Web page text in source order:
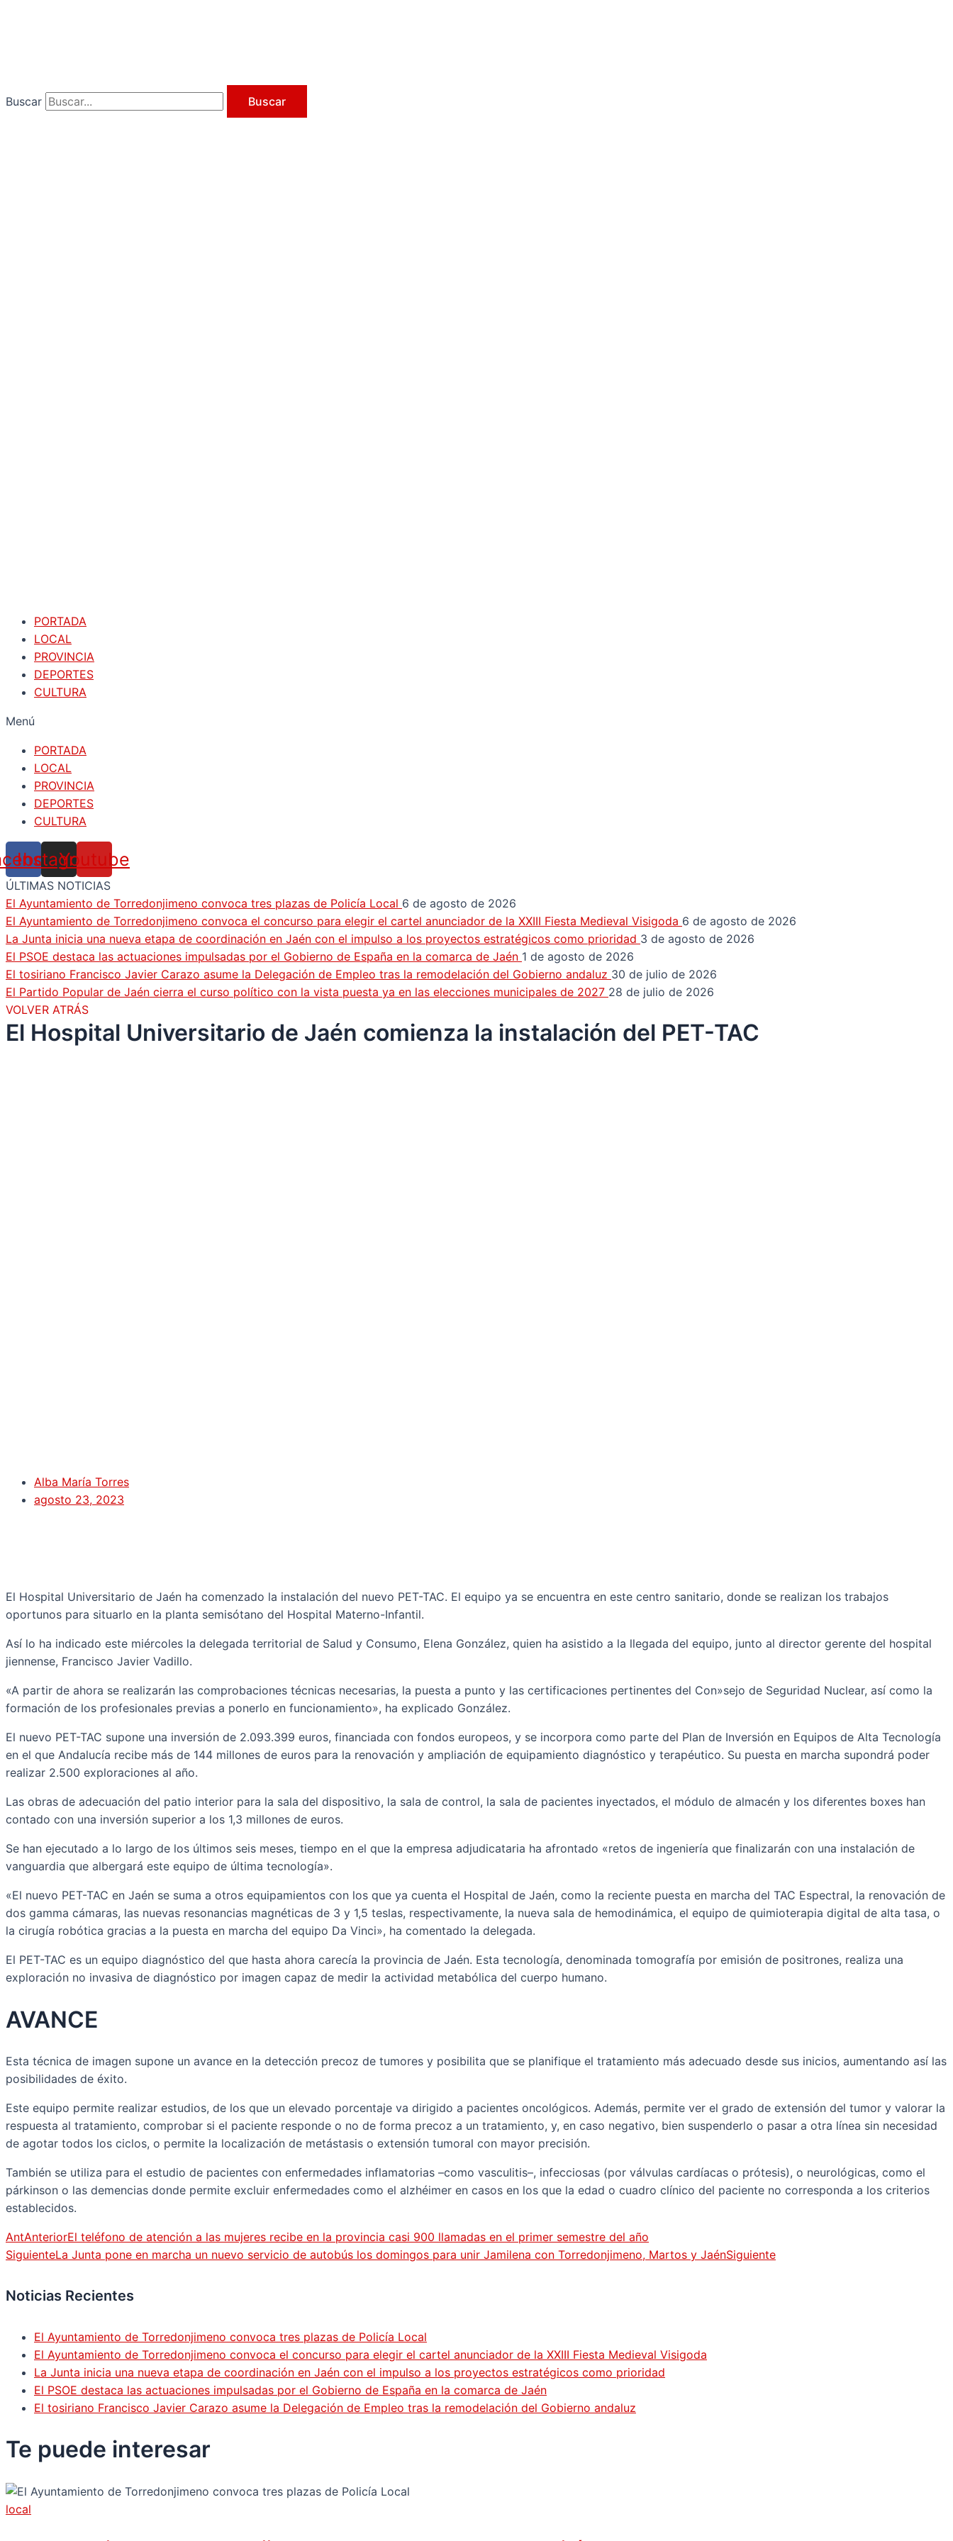
Buscar Buscar
PORTADA
LOCAL
PROVINCIA
DEPORTES
CULTURA
Menú
PORTADA
LOCAL
PROVINCIA
DEPORTES
CULTURA
Instagram
Youtube
ÚLTIMAS NOTICIAS
El Ayuntamiento de Torredonjimeno convoca tres plazas de Policía Local 6 de agosto de 2026
El Ayuntamiento de Torredonjimeno convoca el concurso para elegir el cartel anunciador de la XXIII Fiesta Medieval Visigoda 6 de agosto de 2026
La Junta inicia una nueva etapa de coordinación en Jaén con el impulso a los proyectos estratégicos como prioridad 3 de agosto de 2026
El PSOE destaca las actuaciones impulsadas por el Gobierno de España en la comarca de Jaén 1 de agosto de 2026
El tosiriano Francisco Javier Carazo asume la Delegación de Empleo tras la remodelación del Gobierno andaluz 30 de julio de 2026
El Partido Popular de Jaén cierra el curso político con la vista puesta ya en las elecciones municipales de 2027 28 de julio de 2026
VOLVER ATRÁS
El Hospital Universitario de Jaén comienza la instalación del PET-TAC
Alba María Torres
agosto 23, 2023
El Hospital Universitario de Jaén ha comenzado la instalación del nuevo PET-TAC. El equipo ya se encuentra en este centro sanitario, donde se realizan los trabajos
oportunos para situarlo en la planta semisótano del Hospital Materno-Infantil.
Así lo ha indicado este miércoles la delegada territorial de Salud y Consumo, Elena González, quien ha asistido a la llegada del equipo, junto al director gerente del hospital
jiennense, Francisco Javier Vadillo.
«A partir de ahora se realizarán las comprobaciones técnicas necesarias, la puesta a punto y las certificaciones pertinentes del Con»sejo de Seguridad Nuclear, así como la
formación de los profesionales previas a ponerlo en funcionamiento», ha explicado González.
El nuevo PET-TAC supone una inversión de 2.093.399 euros, financiada con fondos europeos, y se incorpora como parte del Plan de Inversión en Equipos de Alta Tecnología
en el que Andalucía recibe más de 144 millones de euros para la renovación y ampliación de equipamiento diagnóstico y terapéutico. Su puesta en marcha supondrá poder
realizar 2.500 exploraciones al año.
Las obras de adecuación del patio interior para la sala del dispositivo, la sala de control, la sala de pacientes inyectados, el módulo de almacén y los diferentes boxes han
contado con una inversión superior a los 1,3 millones de euros.
Se han ejecutado a lo largo de los últimos seis meses, tiempo en el que la empresa adjudicataria ha afrontado «retos de ingeniería que finalizarán con una instalación de
vanguardia que albergará este equipo de última tecnología».
«El nuevo PET-TAC en Jaén se suma a otros equipamientos con los que ya cuenta el Hospital de Jaén, como la reciente puesta en marcha del TAC Espectral, la renovación de
dos gamma cámaras, las nuevas resonancias magnéticas de 3 y 1,5 teslas, respectivamente, la nueva sala de hemodinámica, el equipo de quimioterapia digital de alta tasa, o
la cirugía robótica gracias a la puesta en marcha del equipo Da Vinci», ha comentado la delegada.
El PET-TAC es un equipo diagnóstico del que hasta ahora carecía la provincia de Jaén. Esta tecnología, denominada tomografía por emisión de positrones, realiza una
exploración no invasiva de diagnóstico por imagen capaz de medir la actividad metabólica del cuerpo humano.
AVANCE
Esta técnica de imagen supone un avance en la detección precoz de tumores y posibilita que se planifique el tratamiento más adecuado desde sus inicios, aumentando así las
posibilidades de éxito.
Este equipo permite realizar estudios, de los que un elevado porcentaje va dirigido a pacientes oncológicos. Además, permite ver el grado de extensión del tumor y valorar la
respuesta al tratamiento, comprobar si el paciente responde o no de forma precoz a un tratamiento, y, en caso negativo, bien suspenderlo o pasar a otra línea sin necesidad
de agotar todos los ciclos, o permite la localización de metástasis o extensión tumoral con mayor precisión.
También se utiliza para el estudio de pacientes con enfermedades inflamatorias –como vasculitis–, infecciosas (por válvulas cardíacas o prótesis), o neurológicas, como el
párkinson o las demencias donde permite excluir enfermedades como el alzhéimer en casos en los que la edad o cuadro clínico del paciente no corresponda a los criterios
establecidos.
AntAnteriorEl teléfono de atención a las mujeres recibe en la provincia casi 900 llamadas en el primer semestre del año
SiguienteLa Junta pone en marcha un nuevo servicio de autobús los domingos para unir Jamilena con Torredonjimeno, Martos y JaénSiguiente
Noticias Recientes
El Ayuntamiento de Torredonjimeno convoca tres plazas de Policía Local
El Ayuntamiento de Torredonjimeno convoca el concurso para elegir el cartel anunciador de la XXIII Fiesta Medieval Visigoda
La Junta inicia una nueva etapa de coordinación en Jaén con el impulso a los proyectos estratégicos como prioridad
El PSOE destaca las actuaciones impulsadas por el Gobierno de España en la comarca de Jaén
El tosiriano Francisco Javier Carazo asume la Delegación de Empleo tras la remodelación del Gobierno andaluz
Te puede interesar
local